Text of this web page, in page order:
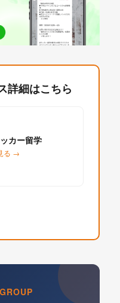
詳細はこちら
カー留学
る →